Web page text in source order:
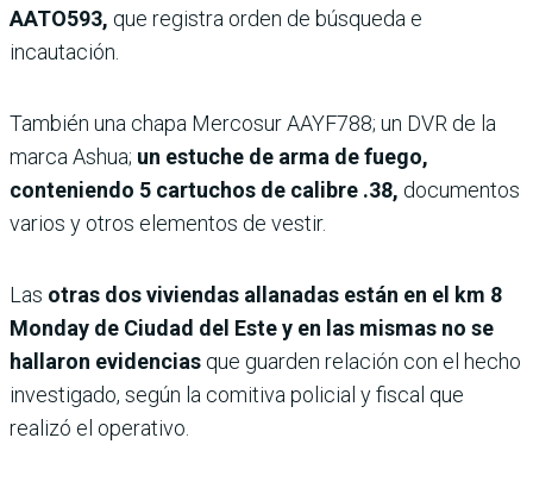
AATO593, que registra orden de búsqueda e
incautación.
También una chapa Mercosur AAYF788; un DVR de la
marca Ashua; un estuche de arma de fuego,
conteniendo 5 cartuchos de calibre .38, documentos
varios y otros elementos de vestir.
Las otras dos viviendas allanadas están en el km 8
Monday de Ciudad del Este y en las mismas no se
hallaron evidencias que guarden relación con el hecho
investigado, según la comitiva policial y fiscal que
realizó el operativo.